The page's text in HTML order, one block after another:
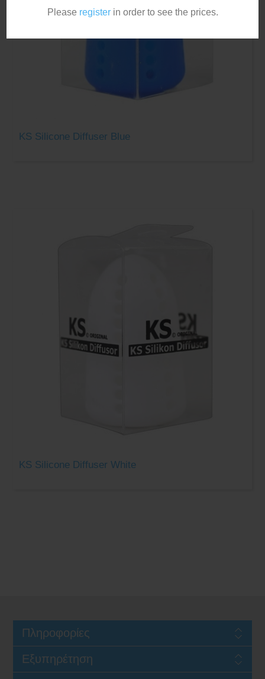
Please registerin order to see the prices.
KS Silicone Diffuser Blue
KS Silicone Diffuser White
Πληροφορίες
Εξυπηρέτηση